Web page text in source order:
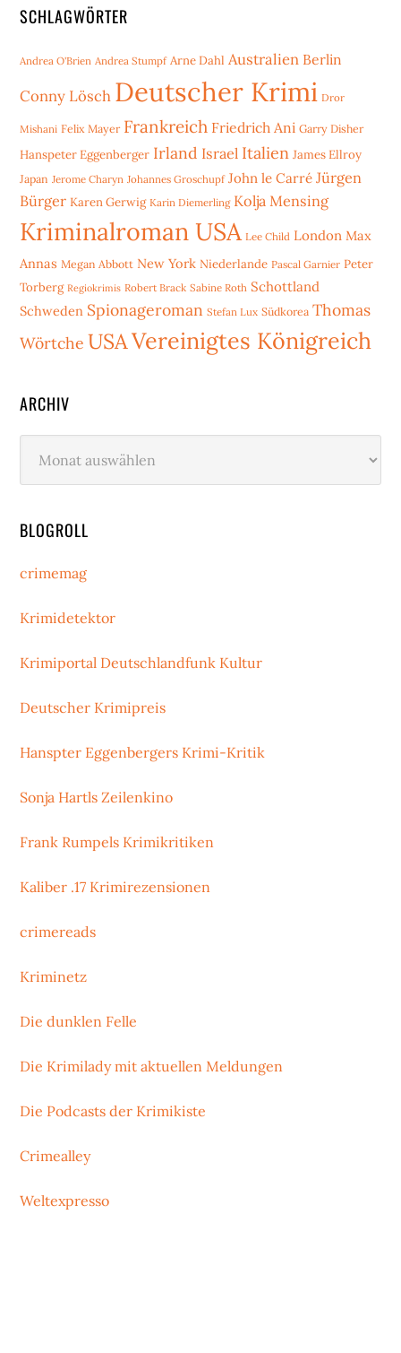
SCHLAGWÖRTER
Andrea O'Brien Andrea Stumpf Arne Dahl Australien Berlin
Conny Lösch Deutscher Krimi Dror
Mishani Felix Mayer Frankreich Friedrich Ani Garry Disher
Hanspeter Eggenberger Irland Israel Italien James Ellroy
Japan Jerome Charyn Johannes Groschupf John le Carré Jürgen
Bürger Karen Gerwig Karin Diemerling Kolja Mensing
Kriminalroman USA Lee Child London Max
Annas Megan Abbott New York Niederlande Pascal Garnier Peter
Torberg Regiokrimis Robert Brack Sabine Roth Schottland
Schweden Spionageroman Stefan Lux Südkorea Thomas
Wörtche USAVereinigtes Königreich
ARCHIV
BLOGROLL
crimemag
Krimidetektor
Krimiportal Deutschlandfunk Kultur
Deutscher Krimipreis
Hanspter Eggenbergers Krimi-Kritik
Sonja Hartls Zeilenkino
Frank Rumpels Krimikritiken
Kaliber .17 Krimirezensionen
crimereads
Kriminetz
Die dunklen Felle
Die Krimilady mit aktuellen Meldungen
Die Podcasts der Krimikiste
Crimealley
Weltexpresso